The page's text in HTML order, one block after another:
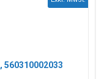
560310002033